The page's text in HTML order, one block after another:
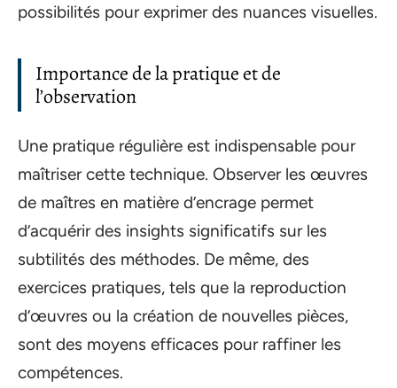
possibilités pour exprimer des nuances visuelles.
Importance de la pratique et de
l’observation
Une pratique régulière est indispensable pour
maîtriser cette technique. Observer les œuvres
de maîtres en matière d’encrage permet
d’acquérir des insights significatifs sur les
subtilités des méthodes. De même, des
exercices pratiques, tels que la reproduction
d’œuvres ou la création de nouvelles pièces,
sont des moyens efficaces pour raffiner les
compétences.